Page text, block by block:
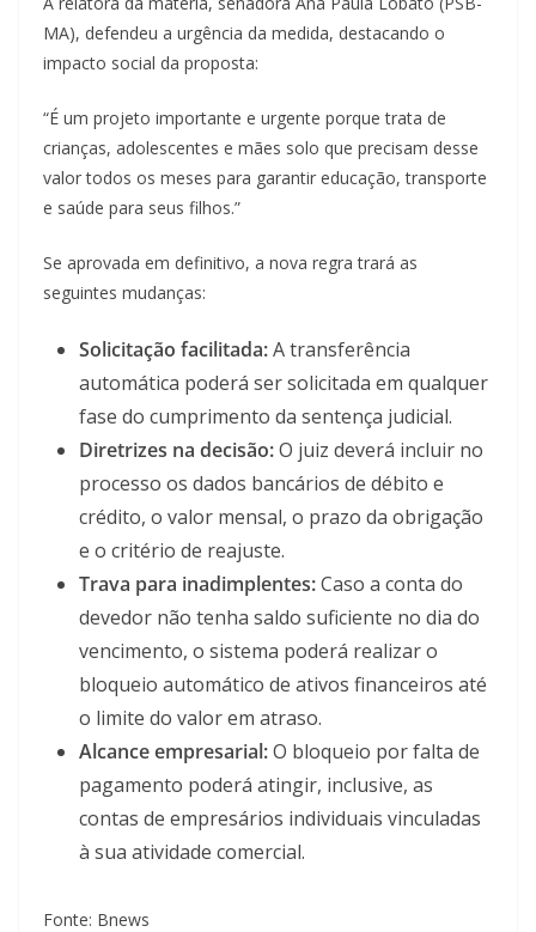
MA), defendeu a urgência da medida, destacando o
impacto social da proposta:
“É um projeto importante e urgente porque trata de
crianças, adolescentes e mães solo que precisam desse
valor todos os meses para garantir educação, transporte
e saúde para seus filhos.”
Se aprovada em definitivo, a nova regra trará as
seguintes mudanças:
Solicitação facilitada:A transferência
automática poderá ser solicitada em qualquer
fase do cumprimento da sentença judicial.
Diretrizes na decisão:O juiz deverá incluir no
processo os dados bancários de débito e
crédito, o valor mensal, o prazo da obrigação
e o critério de reajuste.
Trava para inadimplentes:Caso a conta do
devedor não tenha saldo suficiente no dia do
vencimento, o sistema poderá realizar o
bloqueio automático de ativos financeiros até
o limite do valor em atraso.
Alcance empresarial:O bloqueio por falta de
pagamento poderá atingir, inclusive, as
contas de empresários individuais vinculadas
à sua atividade comercial.
Fonte: Bnews